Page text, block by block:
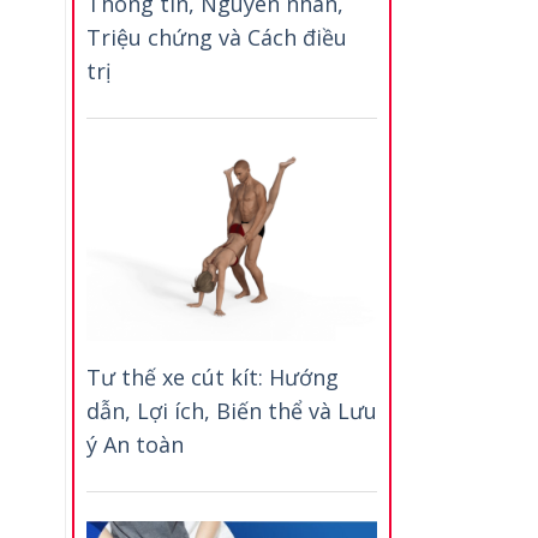
Triệu chứng và Cách điều
trị
Tư thế xe cút kít: Hướng
dẫn, Lợi ích, Biến thể và Lưu
ý An toàn